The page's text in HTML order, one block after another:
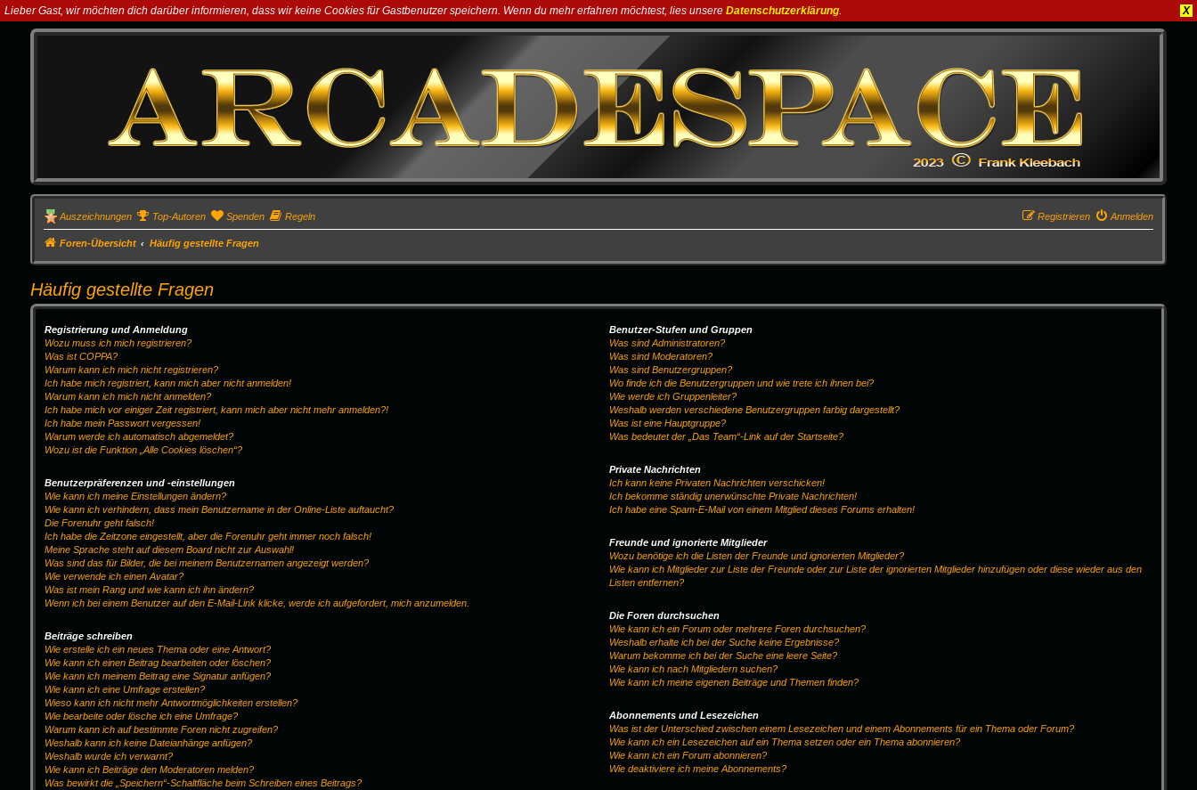
Lieber Gast, wir möchten dich darüber informieren, dass wir keine Cookies für Gastbenutzer speichern. Wenn du mehr erfahren möchtest, lies unsere Datenschutzerklärung. X
Auszeichnungen Top-Autoren Spenden Regeln Anmelden
Registrieren
Foren-Übersicht Häufig gestellte Fragen
Häufig gestellte Fragen
Registrierung und Anmeldung
Wozu muss ich mich registrieren?
Was ist COPPA?
Warum kann ich mich nicht registrieren?
Ich habe mich registriert, kann mich aber nicht anmelden!
Warum kann ich mich nicht anmelden?
Ich habe mich vor einiger Zeit registriert, kann mich aber nicht mehr anmelden?!
Ich habe mein Passwort vergessen!
Warum werde ich automatisch abgemeldet?
Wozu ist die Funktion „Alle Cookies löschen“?
Benutzerpräferenzen und -einstellungen
Wie kann ich meine Einstellungen ändern?
Wie kann ich verhindern, dass mein Benutzername in der Online-Liste auftaucht?
Die Forenuhr geht falsch!
Ich habe die Zeitzone eingestellt, aber die Forenuhr geht immer noch falsch!
Meine Sprache steht auf diesem Board nicht zur Auswahl!
Was sind das für Bilder, die bei meinem Benutzernamen angezeigt werden?
Wie verwende ich einen Avatar?
Was ist mein Rang und wie kann ich ihn ändern?
Wenn ich bei einem Benutzer auf den E-Mail-Link klicke, werde ich aufgefordert, mich anzumelden.
Beiträge schreiben
Wie erstelle ich ein neues Thema oder eine Antwort?
Wie kann ich einen Beitrag bearbeiten oder löschen?
Wie kann ich meinem Beitrag eine Signatur anfügen?
Wie kann ich eine Umfrage erstellen?
Wieso kann ich nicht mehr Antwortmöglichkeiten erstellen?
Wie bearbeite oder lösche ich eine Umfrage?
Warum kann ich auf bestimmte Foren nicht zugreifen?
Weshalb kann ich keine Dateianhänge anfügen?
Weshalb wurde ich verwarnt?
Wie kann ich Beiträge den Moderatoren melden?
Was bewirkt die „Speichern“-Schaltfläche beim Schreiben eines Beitrags?
Benutzer-Stufen und Gruppen
Was sind Administratoren?
Was sind Moderatoren?
Was sind Benutzergruppen?
Wo finde ich die Benutzergruppen und wie trete ich ihnen bei?
Wie werde ich Gruppenleiter?
Weshalb werden verschiedene Benutzergruppen farbig dargestellt?
Was ist eine Hauptgruppe?
Was bedeutet der „Das Team“-Link auf der Startseite?
Private Nachrichten
Ich kann keine Privaten Nachrichten verschicken!
Ich bekomme ständig unerwünschte Private Nachrichten!
Ich habe eine Spam-E-Mail von einem Mitglied dieses Forums erhalten!
Freunde und ignorierte Mitglieder
Wozu benötige ich die Listen der Freunde und ignorierten Mitglieder?
Wie kann ich Mitglieder zur Liste der Freunde oder zur Liste der ignorierten Mitglieder hinzufügen oder diese wieder aus den
Listen entfernen?
Die Foren durchsuchen
Wie kann ich ein Forum oder mehrere Foren durchsuchen?
Weshalb erhalte ich bei der Suche keine Ergebnisse?
Warum bekomme ich bei der Suche eine leere Seite?
Wie kann ich nach Mitgliedern suchen?
Wie kann ich meine eigenen Beiträge und Themen finden?
Abonnements und Lesezeichen
Was ist der Unterschied zwischen einem Lesezeichen und einem Abonnements für ein Thema oder Forum?
Wie kann ich ein Lesezeichen auf ein Thema setzen oder ein Thema abonnieren?
Wie kann ich ein Forum abonnieren?
Wie deaktiviere ich meine Abonnements?